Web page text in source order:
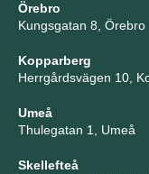
Örebro
Kungsgatan 8, Örebro
Kopparberg
Herrgårdsvägen 10,
Umeå
Thulegatan 1, Umeå
Skellefteå